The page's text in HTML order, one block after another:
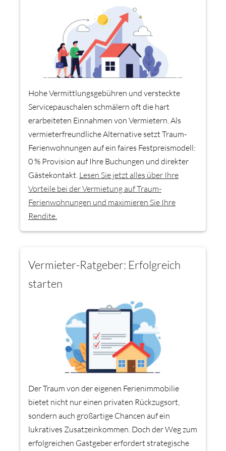
Hohe Vermittlungsgebühren und versteckte
Servicepauschalen schmälern oft die hart
erarbeiteten Einnahmen von Vermietern. Als
vermieterfreundliche Alternative setzt Traum-
Ferienwohnungen auf ein faires Festpreismodell:
0 % Provision auf Ihre Buchungen und direkter
Gästekontakt. Lesen Sie jetzt alles über Ihre
Vorteile bei der Vermietung auf Traum-
Ferienwohnungen und maximieren Sie Ihre
Rendite.
Vermieter-Ratgeber: Erfolgreich
starten
Der Traum von der eigenen Ferienimmobilie
bietet nicht nur einen privaten Rückzugsort,
sondern auch großartige Chancen auf ein
lukratives Zusatzeinkommen. Doch der Weg zum
erfolgreichen Gastgeber erfordert strategische